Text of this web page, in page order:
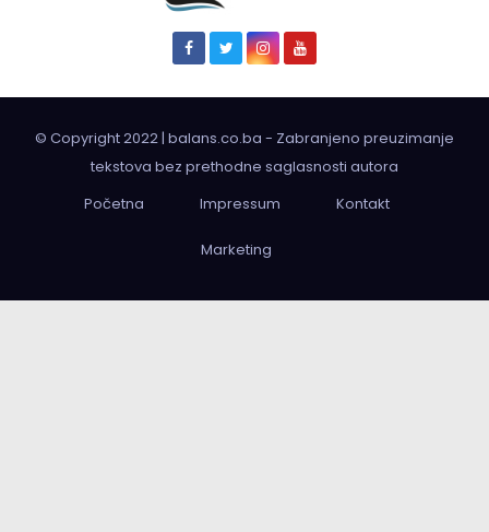
© Copyright 2022 | balans.co.ba - Zabranjeno preuzimanje
tekstova bez prethodne saglasnosti autora
Početna
Impressum Kontakt
Marketing